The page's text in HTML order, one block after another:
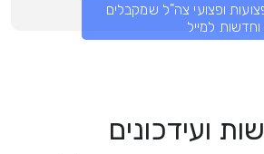
ופצועי צה"ל שמקבלים
למייל
ועידכונים